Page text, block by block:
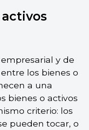
y de
los bienes o
a una
bienes o activos
criterio: los
pueden tocar, o